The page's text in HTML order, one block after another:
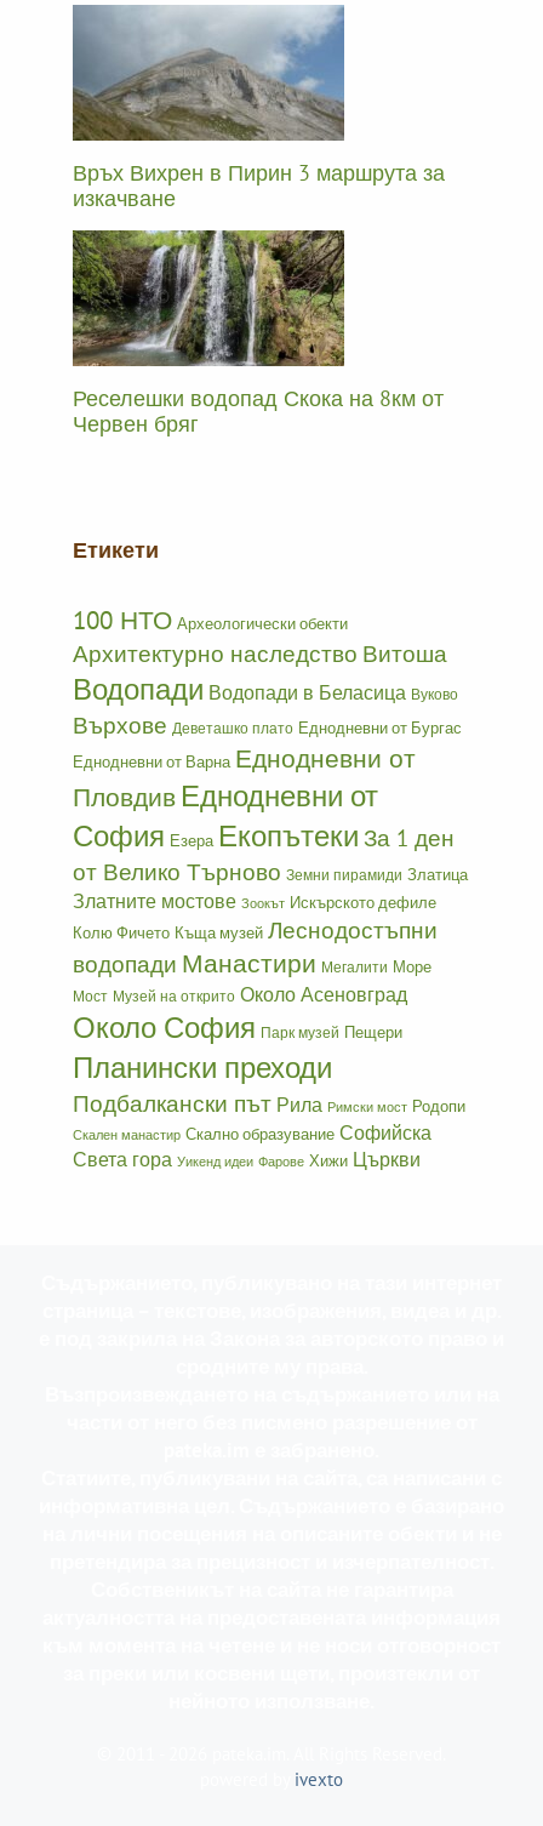
Връх Вихрен в Пирин 3 маршрута за
изкачване
Реселешки водопад Скока на 8км от
Червен бряг
Етикети
100 НТО Археологически обекти
Архитектурно наследство Витоша
Водопади Водопади в Беласица Вуково
Върхове Деветашко плато Еднодневни от Бургас
Еднодневни от Варна Еднодневни от
Пловдив Еднодневни от
София Езера Екопътеки За 1 ден
от Велико Търново Земни пирамиди Златица
Златните мостове Зоокът Искърското дефиле
Колю Фичето Къща музей Леснодостъпни
водопади Манастири Мегалити Море
Мост Музей на открито Около Асеновград
Около София Парк музей Пещери
Планински преходи
Подбалкански път Рила Римски мост Родопи
Скален манастир Скално образувание Софийска
Света гора Уикенд идеи Фарове Хижи Църкви
ivexto